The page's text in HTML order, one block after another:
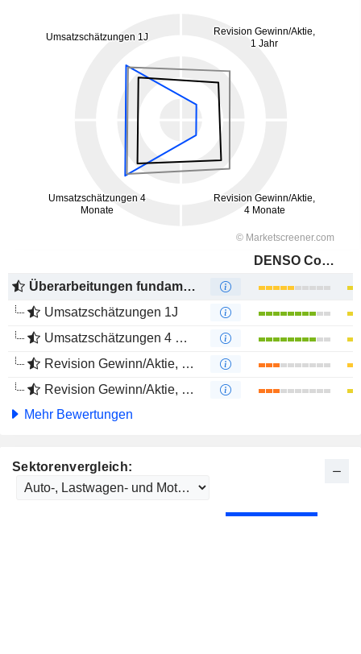
DENSO Corporation
Überarbeitungen fundamentaler Schätzungen
Umsatzschätzungen 1J
Umsatzschätzungen 4 Monate
Revision Gewinn/Aktie, 1 Jahr
Revision Gewinn/Aktie, 4 Monate
Mehr Bewertungen
Sektorenvergleich: